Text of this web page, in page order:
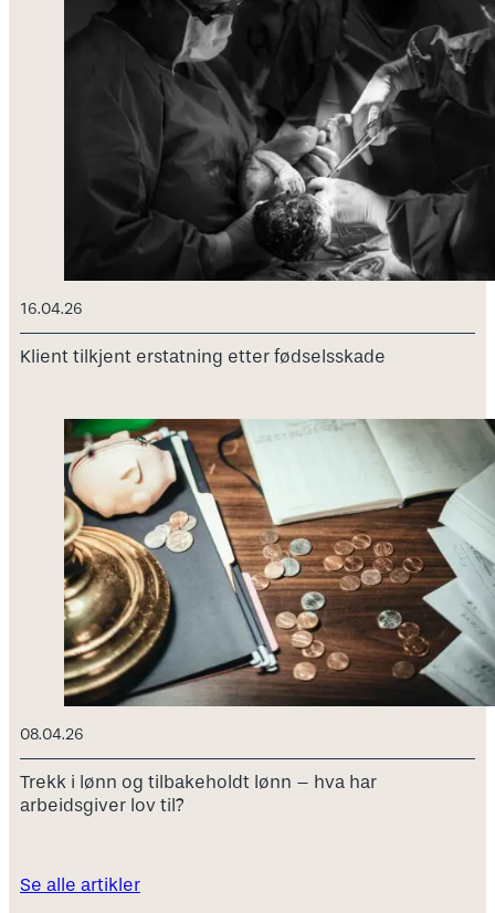
16.04.26
Klient tilkjent erstatning etter fødselsskade
08.04.26
Trekk i lønn og tilbakeholdt lønn – hva har
arbeidsgiver lov til?
Se alle artikler